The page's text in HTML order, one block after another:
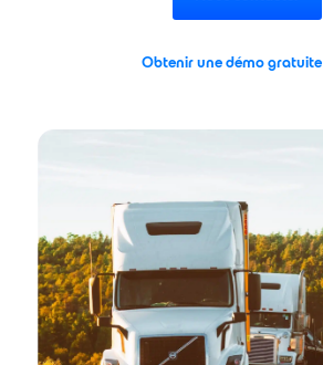
Obtenir une démo gratuite